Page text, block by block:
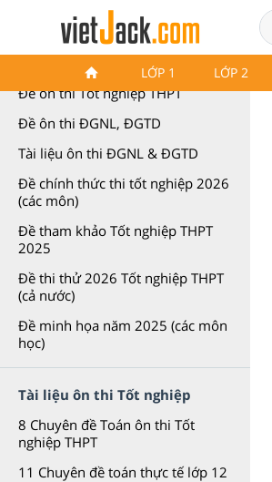
LỚP 1 LỚP 2
Ôn thi Tốt nghiệp THPT
Đề ôn thi Tốt nghiệp THPT
Đề ôn thi ĐGNL, ĐGTD
Tài liệu ôn thi ĐGNL & ĐGTD
Đề chính thức thi tốt nghiệp 2026
(các môn)
Đề tham khảo Tốt nghiệp THPT
2025
Đề thi thử 2026 Tốt nghiệp THPT
(cả nước)
Đề minh họa năm 2025 (các môn
học)
Tài liệu ôn thi Tốt nghiệp
8 Chuyên đề Toán ôn thi Tốt
nghiệp THPT
11 Chuyên đề toán thực tế lớp 12